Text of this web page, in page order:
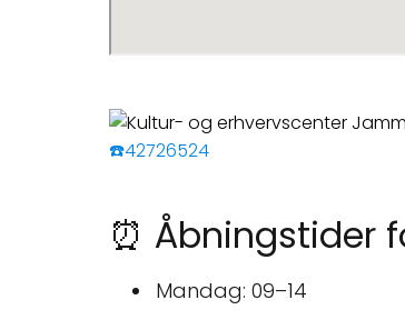
☎️42726524
⏰ Åbningstider
Mandag: 09–14